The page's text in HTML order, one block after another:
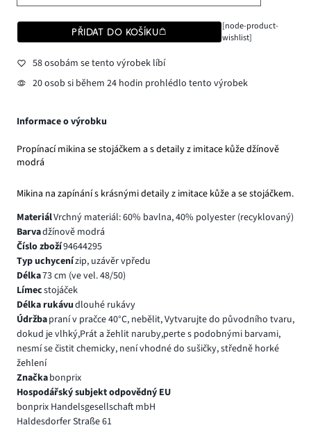
PŘIDAT DO KOŠÍKU
[node-product-
wishlist]
58 osobám se tento výrobek líbí
20 osob si během 24 hodin prohlédlo tento výrobek
Informace o výrobku
Propínací mikina se stojáčkem a s detaily z imitace kůže džínově
modrá
Mikina na zapínání s krásnými detaily z imitace kůže a se stojáčkem.
MateriálVrchný materiál: 60% bavlna, 40% polyester (recyklovaný)
Barvadžínově modrá
Číslo zboží94644295
Typ uchycenízip, uzávěr vpředu
Délka73 cm (ve vel. 48/50)
Límecstojáček
Délka rukávudlouhé rukávy
Údržbapraní v pračce 40°C, nebělit, Vytvarujte do původního tvaru,
dokud je vlhký,Prát a žehlit naruby,perte s podobnými barvami,
nesmí se čistit chemicky, není vhodné do sušičky, středně horké
žehlení
Značkabonprix
Hospodářský subjekt odpovědný EU
bonprix Handelsgesellschaft mbH
Haldesdorfer Straße 61